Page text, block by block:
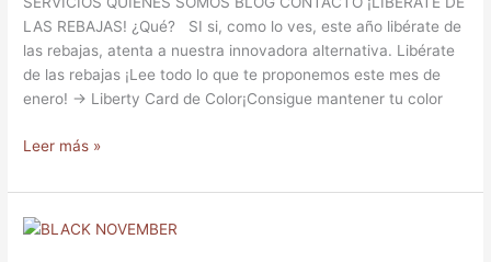
LAS REBAJAS! ¿Qué? SI si, como lo ves, este año libérate de
las rebajas, atenta a nuestra innovadora alternativa. Libérate
de las rebajas ¡Lee todo lo que te proponemos este mes de
enero! → Liberty Card de Color¡Consigue mantener tu color
Leer más »
BLACK